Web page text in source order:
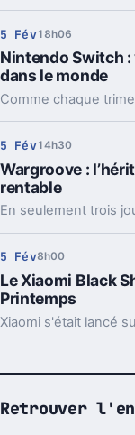
5 Fév18h06
Nintendo Switch
dans le monde
5 Fév14h30
Wargroove :
rentable
5 Fév8h00
Le Xiaomi Black
Printemps
Retrouver